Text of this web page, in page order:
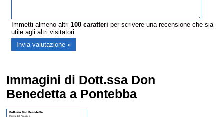
Immetti almeno altri100 caratteri per scrivere una recensione che sia
utile agli altri visitatori.
Immagini di Dott.ssa Don
Benedetta a Pontebba